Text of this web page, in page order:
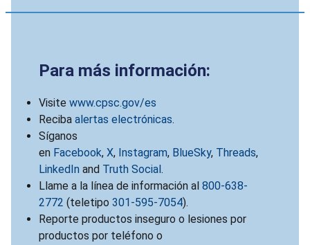
Para más información:
Visite www.cpsc.gov/es
Reciba alertas electrónicas.
Síganos
en Facebook, X, Instagram, BlueSky, Threads,
LinkedIn and Truth Social .
Llame a la línea de información al 800-638-
2772 (teletipo 301-595-7054).
Reporte productos inseguro o lesiones por
productos por teléfono o